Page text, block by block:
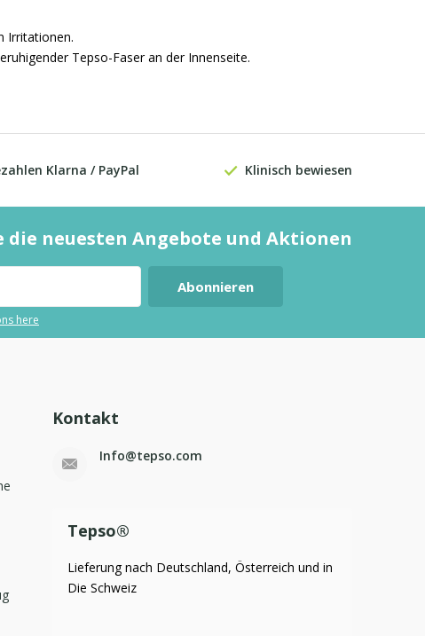
Irritationen.
Tepso-Faser an der Innenseite.
Klarna / PayPal Klinisch bewiesen
die neuesten Angebote und Aktionen
Abonnieren
here
Kontakt
Info@tepso.com
Tepso®
Lieferung nach Deutschland, Österreich und in
Die Schweiz